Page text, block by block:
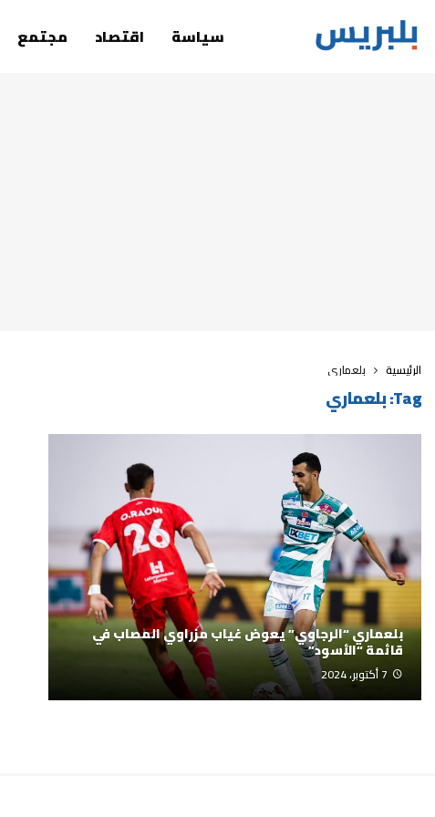
سياسة اقتصاد مجتمع
الرئيسية بلعماري
Tag: بلعماري
بلعماري “الرجاوي” يعوض غياب مزراوي المصاب في
قائمة “الأسود”
7 أكتوبر، 2024